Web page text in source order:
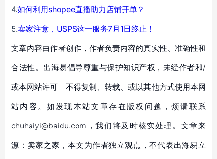
4.如何利用shopee直播助力店铺开单？
5.卖家注意，USPS这一服务7月1日终止！
文章内容由作者创作，作者负责内容的真实性、准确性和
合法性。出海易倡导尊重与保护知识产权，未经作者和/
或本网站许可，不得复制、转载、或以其他方式使用本网
站内容。如发现本站文章存在版权问题，烦请联系
chuhaiyi@baidu.com，我们将及时核实处理。文章来
源：卖家之家，本文为作者独立观点，不代表出海易立